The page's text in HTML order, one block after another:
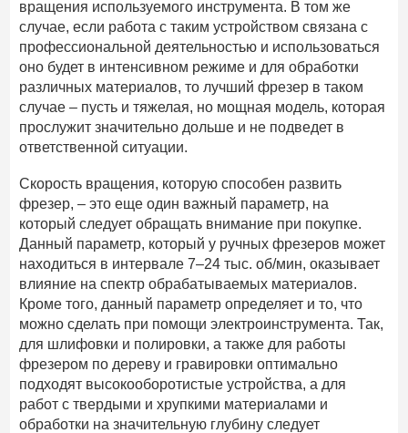
вращения используемого инструмента. В том же
случае, если работа с таким устройством связана с
профессиональной деятельностью и использоваться
оно будет в интенсивном режиме и для обработки
различных материалов, то лучший фрезер в таком
случае – пусть и тяжелая, но мощная модель, которая
прослужит значительно дольше и не подведет в
ответственной ситуации.
Скорость вращения, которую способен развить
фрезер, – это еще один важный параметр, на
который следует обращать внимание при покупке.
Данный параметр, который у ручных фрезеров может
находиться в интервале 7–24 тыс. об/мин, оказывает
влияние на спектр обрабатываемых материалов.
Кроме того, данный параметр определяет и то, что
можно сделать при помощи электроинструмента. Так,
для шлифовки и полировки, а также для работы
фрезером по дереву и гравировки оптимально
подходят высокооборотистые устройства, а для
работ с твердыми и хрупкими материалами и
обработки на значительную глубину следует